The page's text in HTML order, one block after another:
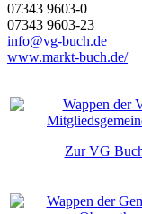
07343 9603-0
07343 9603-23
info@vg-buch.de
www.markt-buch.de/
Zur VG